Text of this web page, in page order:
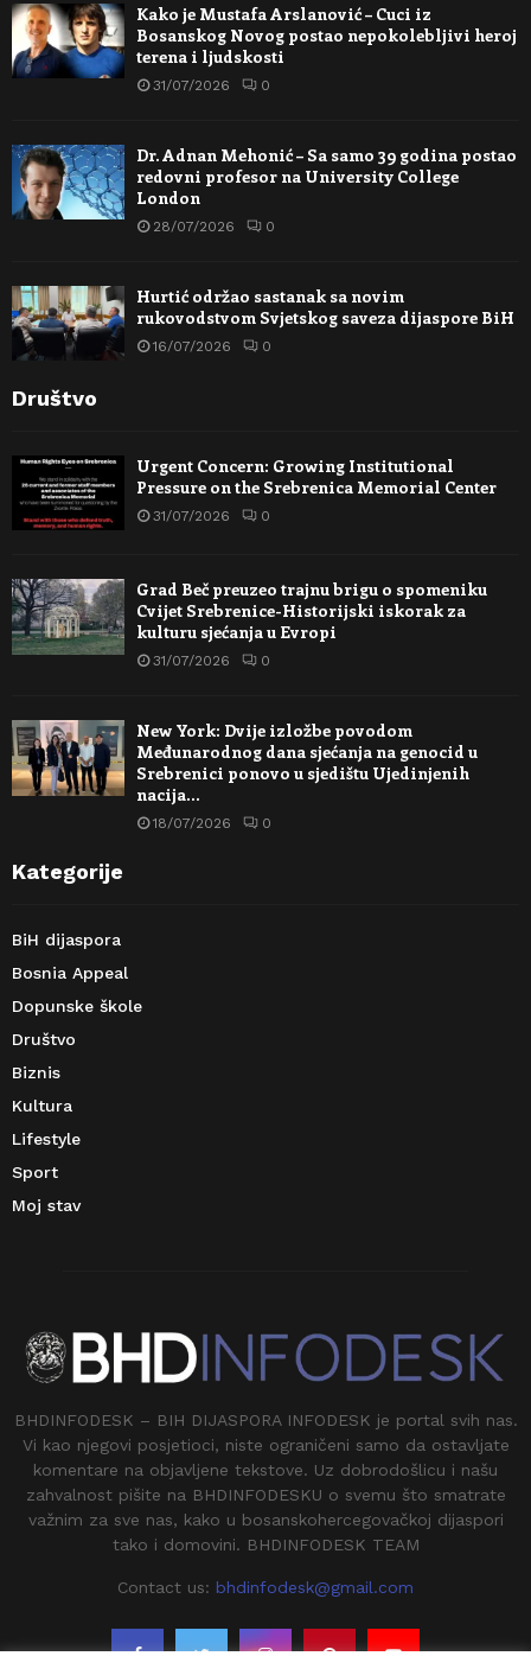
Kako je Mustafa Arslanović – Cuci iz
Bosanskog Novog postao nepokolebljivi heroj
terena i ljudskosti
31/07/2026 0
Dr. Adnan Mehonić – Sa samo 39 godina postao
redovni profesor na University College
London
28/07/2026 0
Hurtić održao sastanak sa novim
rukovodstvom Svjetskog saveza dijaspore BiH
16/07/2026 0
Društvo
Urgent Concern: Growing Institutional
Pressure on the Srebrenica Memorial Center
31/07/2026 0
Grad Beč preuzeo trajnu brigu o spomeniku
Cvijet Srebrenice-Historijski iskorak za
kulturu sjećanja u Evropi
31/07/2026 0
New York: Dvije izložbe povodom
Međunarodnog dana sjećanja na genocid u
Srebrenici ponovo u sjedištu Ujedinjenih
nacija…
18/07/2026 0
Kategorije
BiH dijaspora
Bosnia Appeal
Dopunske škole
Društvo
Biznis
Kultura
Lifestyle
Sport
Moj stav
BHDINFODESK – BIH DIJASPORA INFODESK je portal svih nas.
Vi kao njegovi posjetioci, niste ograničeni samo da ostavljate
komentare na objavljene tekstove. Uz dobrodošlicu i našu
zahvalnost pišite na BHDINFODESKU o svemu što smatrate
važnim za sve nas, kako u bosanskohercegovačkoj dijaspori
tako i domovini. BHDINFODESK TEAM
Contact us: bhdinfodesk@gmail.com